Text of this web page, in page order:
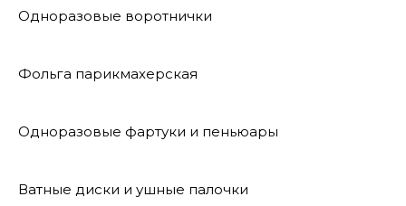
Одноразовые воротнички
Фольга парикмахерская
Одноразовые фартуки и пеньюары
Ватные диски и ушные палочки